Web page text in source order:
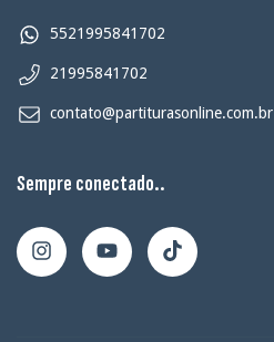
5521995841702
21995841702
contato@partiturasonline.com.br
Sempre conectado..